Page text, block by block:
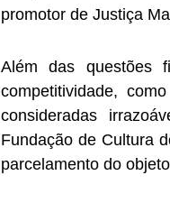
promotor de Justiça
Além das questões
competitividade,
consideradas
Fundação de Cultura
parcelamento do